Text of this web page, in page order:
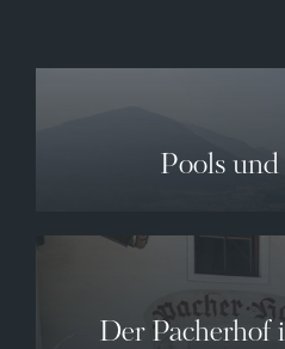
Pools und
Der Pacherhof